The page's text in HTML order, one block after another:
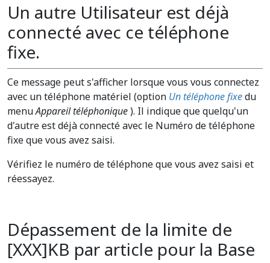
Un autre Utilisateur est déjà
connecté avec ce téléphone
fixe.
Ce message peut s'afficher lorsque vous vous connectez
avec un téléphone matériel (option Un téléphone fixedu
menuAppareil téléphonique). Il indique que quelqu'un
d'autre est déjà connecté avec le Numéro de téléphone
fixe que vous avez saisi.
Vérifiez le numéro de téléphone que vous avez saisi et
réessayez.
Dépassement de la limite de
[XXX]KB par article pour la Base